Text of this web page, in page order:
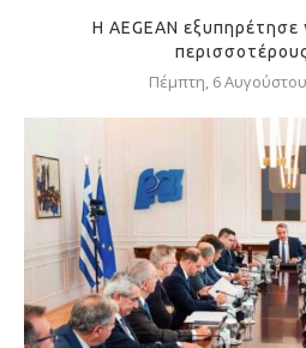
Η AEGEAN
Πέμπτη, 6 Αυγούστου